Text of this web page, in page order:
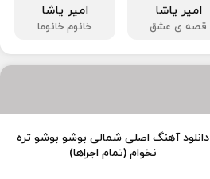
امیر یاشا
قصه ی عشق
امیر یاشا
خانوم خانوما
دانلود آهنگ اصلی شمالی بوشو بوشو تره
نخوام (تمام اجراها)